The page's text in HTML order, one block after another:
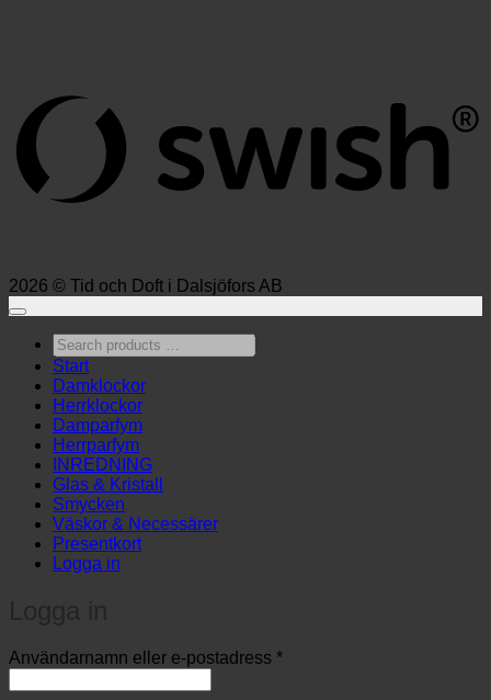
2026 © Tid och Doft i Dalsjöfors AB
Search
products
…
Start
Damklockor
Herrklockor
Damparfym
Herrparfym
INREDNING
Glas & Kristall
Smycken
Väskor & Necessärer
Presentkort
Logga in
Användarnamn eller e-postadress *Obligatoriskt